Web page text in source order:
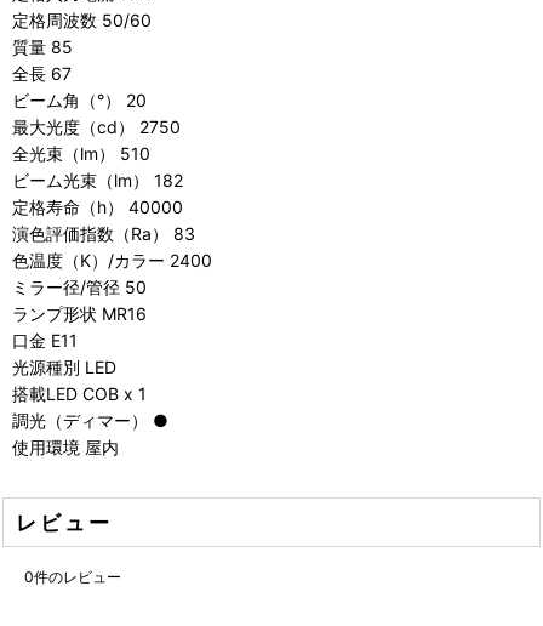
定格周波数 50/60
質量 85
全長 67
ビーム角（°） 20
最大光度（cd） 2750
全光束（lm） 510
ビーム光束（lm） 182
定格寿命（h） 40000
演色評価指数（Ra） 83
色温度（K）/カラー 2400
ミラー径/管径 50
ランプ形状 MR16
口金 E11
光源種別 LED
搭載LED COB x 1
調光（ディマー） ●
使用環境 屋内
レビュー
0件のレビュー